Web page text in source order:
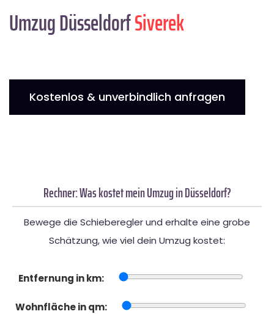
Umzug DüsseldorfSiverek
Kostenlos & unverbindlich anfragen
Rechner: Was kostet mein Umzug in Düsseldorf?
Bewege die Schieberegler und erhalte eine grobe
Schätzung, wie viel dein Umzug kostet:
Entfernung in km:
Wohnfläche in qm: